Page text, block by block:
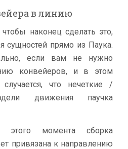
в линию
наконец сделать это,
сущностей прямо из Паука.
если вам не нужно
конвейеров, и в этом
что нечеткие /
движения паучка
момента сборка
привязана к направлению